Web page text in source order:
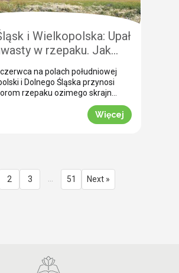
dojrzewaniem […]
i Wielkopolska: Upał
w rzepaku. Jak
plon przed samym
kombajnu?
na polach południowej
i Dolnego Śląska przynosi
rzepaku ozimego skrajne
(BBCH 80-83). Ostatnie opady
poprawiły ogólną kondycję
wywołały jednocześnie
nasz ekspert Mariusz
skuteczna desykacja rzepaku
oraz wcześniejsza
Więcej
2 3 51 Next »